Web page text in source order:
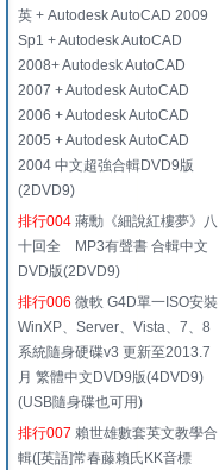
英 + Autodesk AutoCAD 2009
Sp1 + Autodesk AutoCAD
2008+ Autodesk AutoCAD
2007 + Autodesk AutoCAD
2006 + Autodesk AutoCAD
2005 + Autodesk AutoCAD
2004 中文超強合輯DVD9版
(2DVD9)
排行004 蔣勳《細說紅樓夢》八
十回全 MP3有聲書 合輯中文
DVD版(2DVD9)
排行006 微軟 G4D單一ISO安裝
WinXP、Server、Vista、7、8
系統隨身硬碟v3 更新至2013.7
月 繁體中文DVD9版(4DVD9)
(USB隨身碟也可用)
排行007 賴世雄數套英文教學合
輯([英語]常春藤賴氏KK音標